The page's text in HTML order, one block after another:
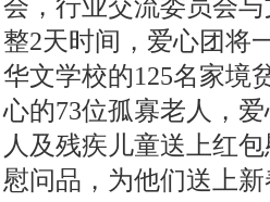
会，行业交流委员会与
整2天时间，爱心团将
华文学校的125名家境
心的73位孤寡老人，
人及残疾儿童送上红
慰问品，为他们送上新